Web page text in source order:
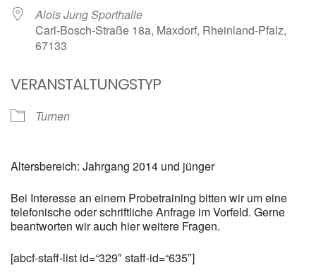
Alois Jung Sporthalle
Carl-Bosch-Straße 18a, Maxdorf, Rheinland-Pfalz,
67133
VERANSTALTUNGSTYP
Turnen
Altersbereich: Jahrgang 2014 und jünger
Bei Interesse an einem Probetraining bitten wir um eine
telefonische oder schriftliche Anfrage im Vorfeld. Gerne
beantworten wir auch hier weitere Fragen.
[abcf-staff-list id=“329″ staff-id=“635″]